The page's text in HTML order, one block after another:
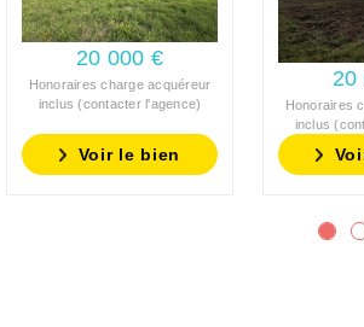
20 000 €
Honoraires charge acquéreur
inclus (contacter l'agence)
Voir le bien
20
Honoraires
inclus